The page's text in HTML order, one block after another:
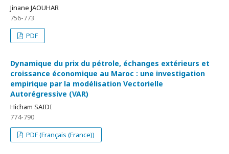
Jinane JAOUHAR
756-773
PDF
Dynamique du prix du pétrole, échanges extérieurs et
croissance économique au Maroc : une investigation
empirique par la modélisation Vectorielle
Autorégressive (VAR)
Hicham SAIDI
774-790
PDF (Français (France))